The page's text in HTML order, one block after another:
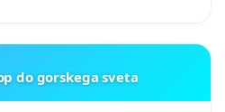
do gorskega sveta